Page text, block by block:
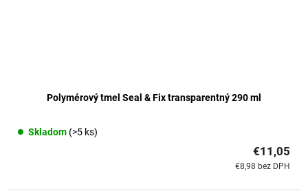
Polymérový tmel Seal & Fix transparentný 290 ml
Skladom (>5 ks)
€8,98 bez DPH
€11,05